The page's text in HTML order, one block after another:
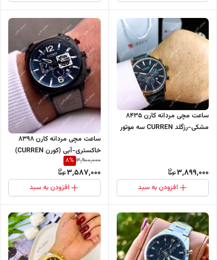
ساعت مچی مردانه کارن 8435
مشکی-رزگلد CURREN سه موتور
3,899,000
افزودن به سبد
ساعت مچی مردانه کارن 8398
خاکستری-آبی (کورن CURREN)
سه موتور فعال
3,900,000
8%
3,587,000
افزودن به سبد